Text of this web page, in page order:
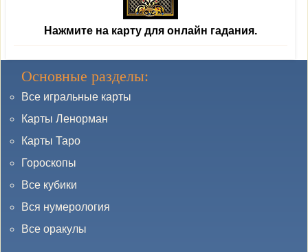
Нажмите на карту для онлайн гадания.
Основные разделы:
Все игральные карты
Карты Ленорман
Карты Таро
Гороскопы
Все кубики
Вся нумерология
Все оракулы